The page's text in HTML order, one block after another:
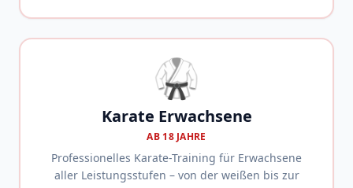
🥋
Karate Erwachsene
AB 18 JAHRE
Professionelles Karate-Training für Erwachsene
aller Leistungsstufen – von der weißen bis zur